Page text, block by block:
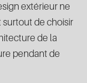
extérieur ne
surtout de choisir
de la
pendant de